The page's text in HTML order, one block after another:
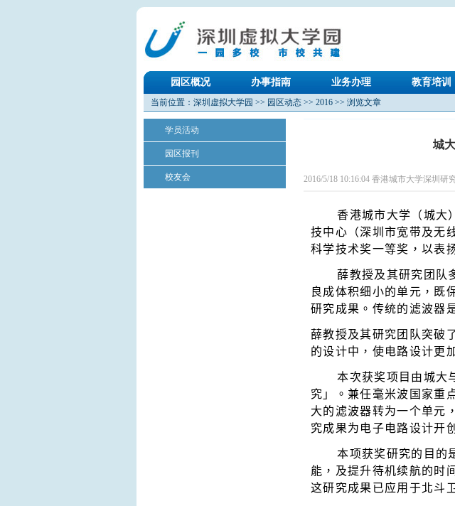
园区概况 办事指南 业务办理 教育培训
当前位置： 深圳虚拟大学园 >> 园区动态 >> 2016 >> 浏览文章
学员活动
园区报刊
校友会
城
2016/5/18 10:16:04 香港城市大学深圳研
香港城市大学（城大
技中心（深圳市宽带及无
科学技术奖一等奖，以表
薛教授及其研究团队
良成体积细小的单元，既
研究成果。传统的滤波器
薛教授及其研究团队突破
的设计中，使电路设计更
本次获奖项目由城大
究」。兼任毫米波国家重
大的滤波器转为一个单元
究成果为电子电路设计开
本项获奖研究的目的
能，及提升待机续航的时
这研究成果已应用于北斗